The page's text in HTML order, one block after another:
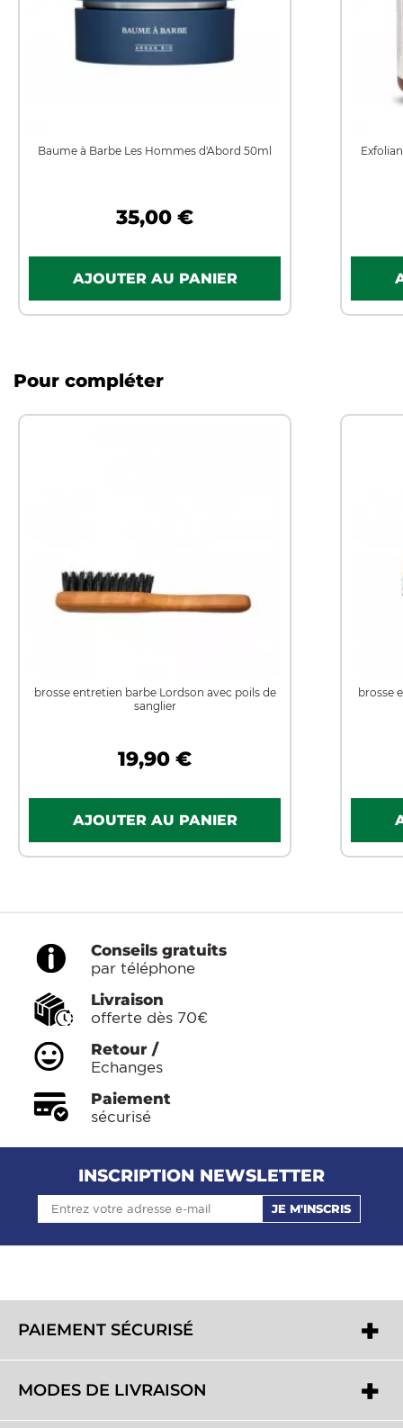
Baume à Barbe Les Hommes d'Abord 50ml
35,00 €
Pour compléter
brosse entretien barbe Lordson avec poils de
sanglier
19,90 €
brosse
Conseils gratuits
par téléphone
Livraison
offerte dès 70€
Retour /
Echanges
Paiement
sécurisé
INSCRIPTION NEWSLETTER
JE M'INSCRIS
PAIEMENT SÉCURISÉ
MODES DE LIVRAISON